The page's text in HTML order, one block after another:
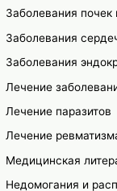
Заболевания
Заболевания
Заболевания
Лечение
Лечение паразитов
Лечение
Медицинская
Недомогания и